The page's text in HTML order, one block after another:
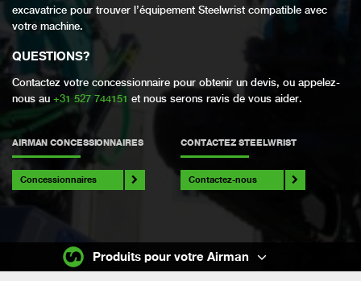
excavatrice pour trouver l’équipement Steelwrist compatible avec
votre machine.
QUESTIONS?
Contactez votre concessionnaire pour obtenir un devis, ou appelez-
nous au +31 527 744151 et nous serons ravis de vous aider.
AIRMAN CONCESSIONNAIRES
Concessionnaires
CONTACTEZ STEELWRIST
Contactez-nous
Produits pour votre Airman